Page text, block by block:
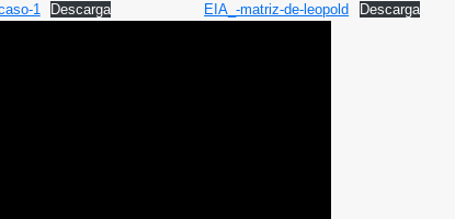
1 Descarga EIA_-matriz-de-leopold Descarga